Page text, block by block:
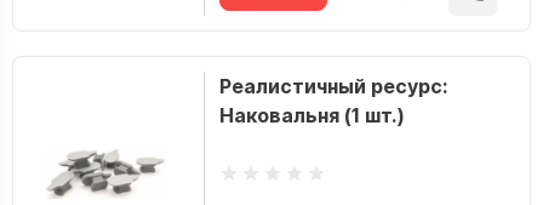
Реалистичный ресурс:
Наковальня (1 шт.)